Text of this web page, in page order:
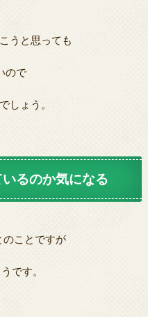
うと思っても
ので
しょう。
るのか気になる
ことですが
です。